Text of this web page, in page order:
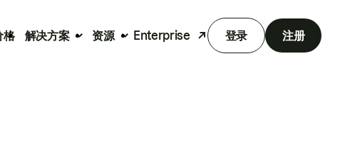
格 解决方案 资源 Enterprise 登录 注册